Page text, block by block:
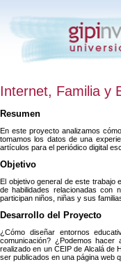
Internet, Familia y
Resumen
En este proyecto analizamos
tomamos los datos de una
artículos para el periódico digital
Objetivo
El objetivo general de este trabajo
de habilidades relacionadas con
participan niños, niñas y sus
Desarrollo del Proyecto
¿Cómo diseñar entornos
comunicación? ¿Podemos
realizado en un CEIP de Alcalá de
ser publicados en una página web